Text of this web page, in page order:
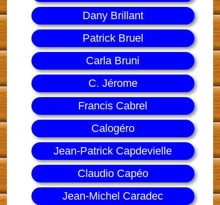
Dany Brillant
Patrick Bruel
Carla Bruni
C. Jérome
Francis Cabrel
Calogéro
Jean-Patrick Capdevielle
Claudio Capéo
Jean-Michel Caradec